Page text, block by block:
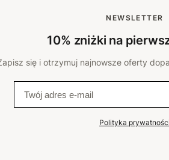
NEWSLETTER
10% zniżki na
się i otrzymuj najnowsze oferty
Polityka prywatności